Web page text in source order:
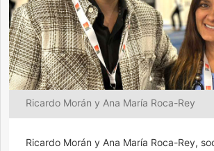
Ricardo Morán y Ana María Roca-Rey
Ricardo Morán y Ana María Roca-Rey,